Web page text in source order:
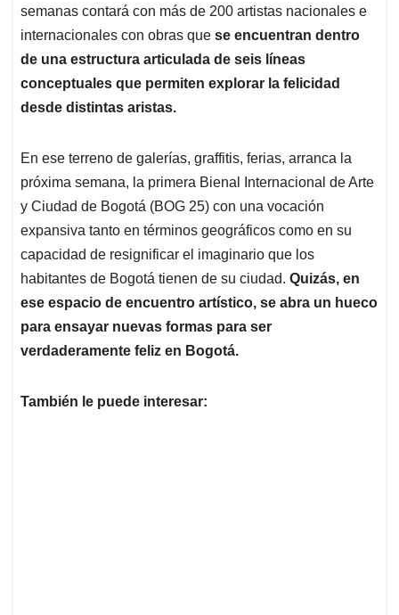
semanas contará con más de 200 artistas nacionales e
internacionales con obras que se encuentran dentro
de una estructura articulada de seis líneas
conceptuales que permiten explorar la felicidad
desde distintas aristas.
En ese terreno de galerías, graffitis, ferias, arranca la
próxima semana, la primera Bienal Internacional de Arte
y Ciudad de Bogotá (BOG 25) con una vocación
expansiva tanto en términos geográficos como en su
capacidad de resignificar el imaginario que los
habitantes de Bogotá tienen de su ciudad. Quizás, en
ese espacio de encuentro artístico, se abra un hueco
para ensayar nuevas formas para ser
verdaderamente feliz en Bogotá.
También le puede interesar: